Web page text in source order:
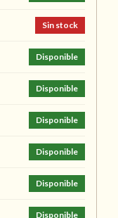
Sin stock
Disponible
Disponible
Disponible
Disponible
Disponible
Disponible